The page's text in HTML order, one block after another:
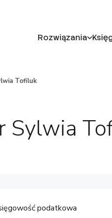
Rozwiązania
Tofiluk
Sylwia
podatkowa